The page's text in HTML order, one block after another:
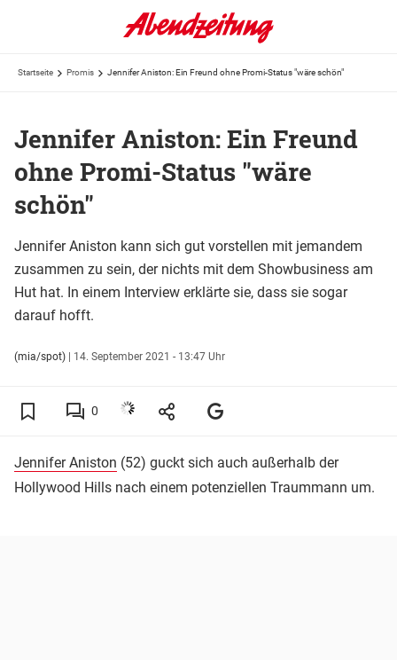
Startseite Promis Jennifer Aniston: Ein Freund ohne Promi-Status "wäre schön"
Jennifer Aniston: Ein Freund
ohne Promi-Status "wäre
schön"
Jennifer Aniston kann sich gut vorstellen mit jemandem
zusammen zu sein, der nichts mit dem Showbusiness am
Hut hat. In einem Interview erklärte sie, dass sie sogar
darauf hofft.
(mia/spot) | 14. September 2021 - 13:47 Uhr
0
Jennifer Aniston (52) guckt sich auch außerhalb der
Hollywood Hills nach einem potenziellen Traummann um.